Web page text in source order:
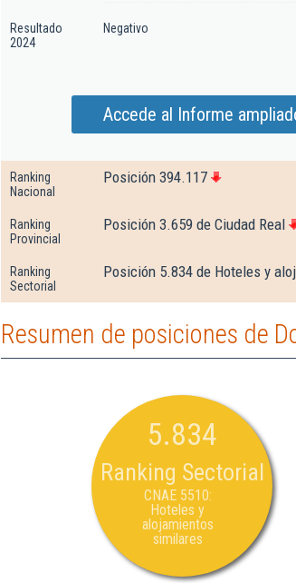
Resultado
2024
Negativo
Accede al Informe
Ranking
Nacional
Posición 394.117
Ranking
Provincial
Posición 3.659 de Ciudad Real
Ranking
Sectorial
Posición 5.834 de Hoteles y
Resumen de posiciones de
5.834
Ranking Sectorial
CNAE 5510:
Hoteles y
alojamientos
similares